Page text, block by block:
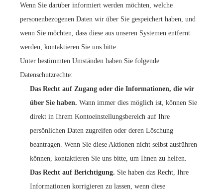
Wenn Sie darüber informiert werden möchten, welche
personenbezogenen Daten wir über Sie gespeichert haben, und
wenn Sie möchten, dass diese aus unseren Systemen entfernt
werden, kontaktieren Sie uns bitte.
Unter bestimmten Umständen haben Sie folgende
Datenschutzrechte:
Das Recht auf Zugang oder die Informationen, die wir
über Sie haben. Wann immer dies möglich ist, können Sie
direkt in Ihrem Kontoeinstellungsbereich auf Ihre
persönlichen Daten zugreifen oder deren Löschung
beantragen. Wenn Sie diese Aktionen nicht selbst ausführen
können, kontaktieren Sie uns bitte, um Ihnen zu helfen.
Das Recht auf Berichtigung. Sie haben das Recht, Ihre
Informationen korrigieren zu lassen, wenn diese